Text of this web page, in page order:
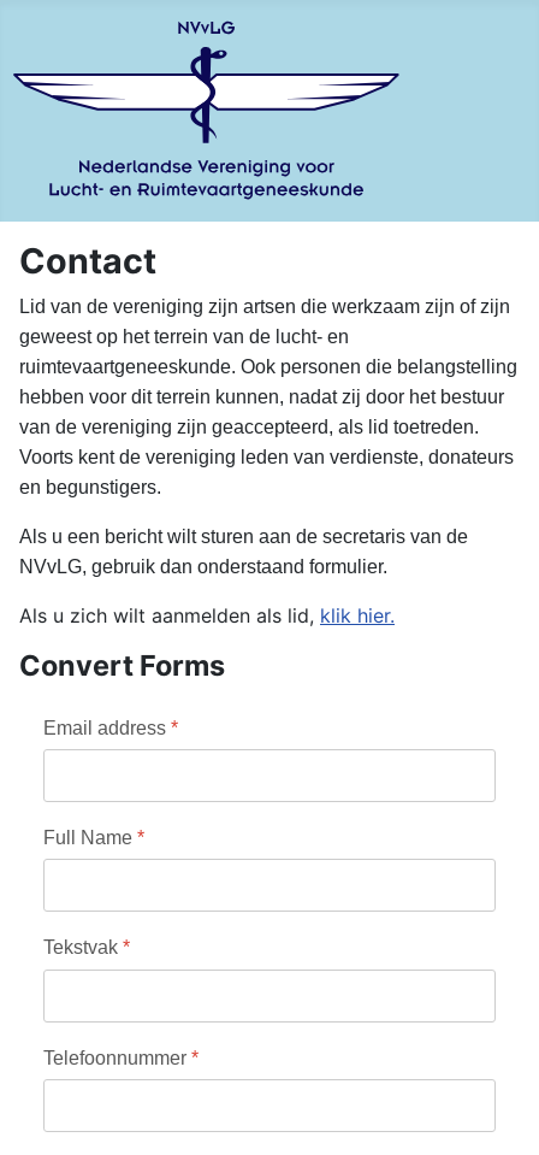
Contact
Lid van de vereniging zijn artsen die werkzaam zijn of zijn
geweest op het terrein van de lucht- en
ruimtevaartgeneeskunde. Ook personen die belangstelling
hebben voor dit terrein kunnen, nadat zij door het bestuur
van de vereniging zijn geaccepteerd, als lid toetreden.
Voorts kent de vereniging leden van verdienste, donateurs
en begunstigers.
Als u een bericht wilt sturen aan de secretaris van de
NVvLG, gebruik dan onderstaand formulier.
Als u zich wilt aanmelden als lid, klik hier.
Convert Forms
Email address *
Full Name *
Tekstvak *
Telefoonnummer *